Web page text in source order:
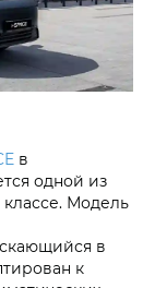
в
одной из
Модель
в
к